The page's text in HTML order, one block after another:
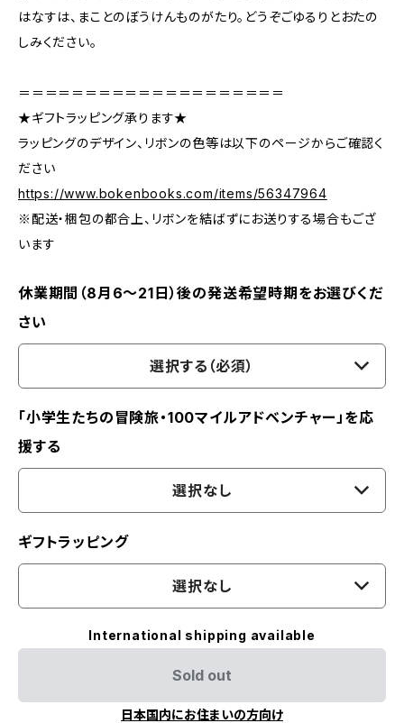
はなすは、まことのぼうけんものがたり。どうぞごゆるりとおたの
しみください。
＝＝＝＝＝＝＝＝＝＝＝＝＝＝＝＝＝＝＝＝
★ギフトラッピング承ります★
ラッピングのデザイン、リボンの色等は以下のページからご確認く
ださい
https://www.bokenbooks.com/items/56347964
※配送・梱包の都合上、リボンを結ばずにお送りする場合もござ
います
休業期間（8月6〜21日）後の発送希望時期をお選びくだ
さい
選択する（必須）
「小学生たちの冒険旅・100マイルアドベンチャー」を応
援する
選択なし
ギフトラッピング
選択なし
International shipping available
Sold out
日本国内にお住まいの方向け